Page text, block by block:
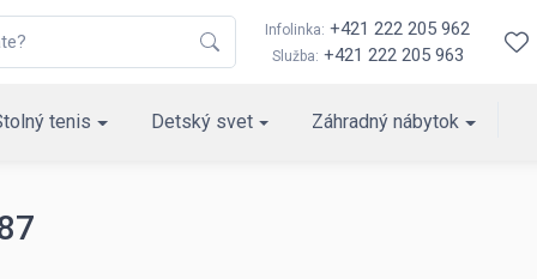
Infolinka: +421 222 205 962
Služba: +421 222 205 963
tenis Detský svet Záhradný nábytok